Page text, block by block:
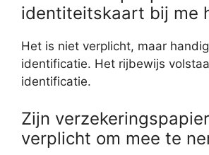
identiteitskaart bij me
Het is niet verplicht, maar
identificatie. Het rijbewijs
identificatie.
Zijn
verplicht om mee te